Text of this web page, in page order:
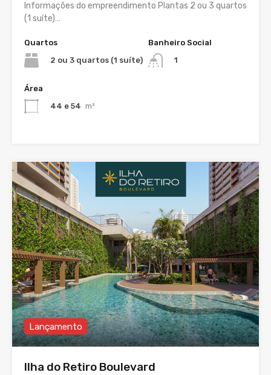
Informações do empreendimento Plantas 2 ou 3 quartos
(1 suíte)…
Quartos
2 ou 3 quartos (1 suíte)
Banheiro Social
1
Área
44 e 54 m²
Lançamento
Ilha do Retiro Boulevard